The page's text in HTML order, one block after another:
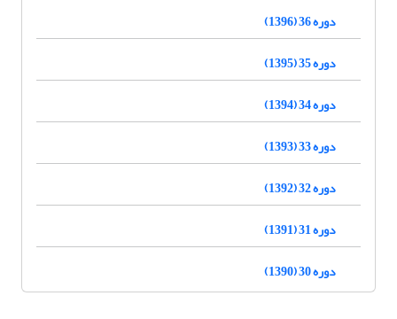
دوره 36 (1396)
دوره 35 (1395)
دوره 34 (1394)
دوره 33 (1393)
دوره 32 (1392)
دوره 31 (1391)
دوره 30 (1390)